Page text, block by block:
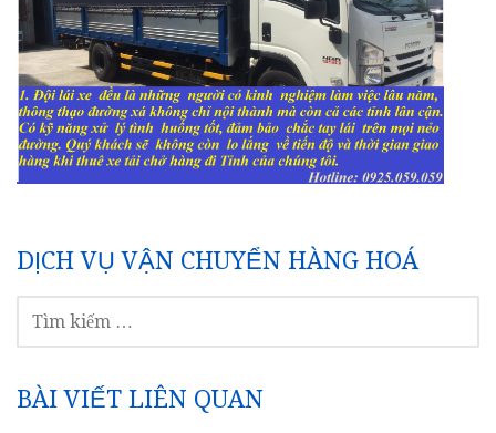
DỊCH VỤ VẬN CHUYỂN HÀNG HOÁ
CHO:
BÀI VIẾT LIÊN QUAN
Xe Tải Nhỏ Chở Thuê ở Xã Bình Hưng
Xe Tải Chở Thuê ở Xã Bình Lợi